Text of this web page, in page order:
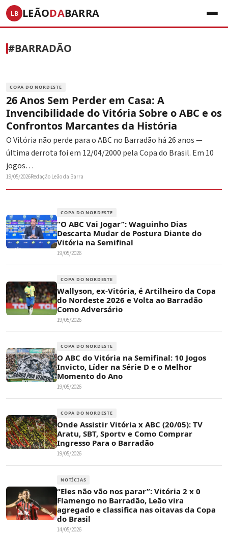
LB LEÃODABARRA
#BARRADÃO
COPA DO NORDESTE
26 Anos Sem Perder em Casa: A
Invencibilidade do Vitória Sobre o ABC e os
Confrontos Marcantes da História
O Vitória não perde para o ABC no Barradão há 26 anos —
última derrota foi em 12/04/2000 pela Copa do Brasil. Em 10
jogos…
19/05/2026Redação Leão da Barra
COPA DO NORDESTE
“O ABC Vai Jogar”: Waguinho Dias
Descarta Mudar de Postura Diante do
Vitória na Semifinal
19/05/2026
COPA DO NORDESTE
Wallyson, ex-Vitória, é Artilheiro da Copa
do Nordeste 2026 e Volta ao Barradão
Como Adversário
19/05/2026
COPA DO NORDESTE
O ABC do Vitória na Semifinal: 10 Jogos
Invicto, Líder na Série D e o Melhor
Momento do Ano
19/05/2026
COPA DO NORDESTE
Onde Assistir Vitória x ABC (20/05): TV
Aratu, SBT, Sportv e Como Comprar
Ingresso Para o Barradão
19/05/2026
NOTÍCIAS
“Eles não vão nos parar”: Vitória 2 x 0
Flamengo no Barradão, Leão vira
agregado e classifica nas oitavas da Copa
do Brasil
14/05/2026